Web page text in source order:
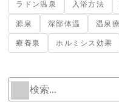
ラドン温泉 入浴方法
源泉 深部体温 温泉
療養泉 ホルミシス効果